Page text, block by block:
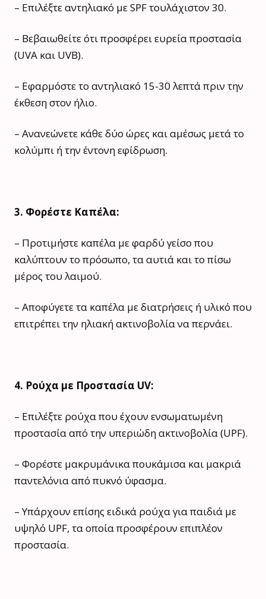
– Επιλέξτε αντηλιακό με SPF τουλάχιστον 30.
– Βεβαιωθείτε ότι προσφέρει ευρεία προστασία
(UVA και UVB).
– Εφαρμόστε το αντηλιακό 15-30 λεπτά πριν την
έκθεση στον ήλιο.
– Ανανεώνετε κάθε δύο ώρες και αμέσως μετά το
κολύμπι ή την έντονη εφίδρωση.
3. Φορέστε Καπέλα:
– Προτιμήστε καπέλα με φαρδύ γείσο που
καλύπτουν το πρόσωπο, τα αυτιά και το πίσω
μέρος του λαιμού.
– Αποφύγετε τα καπέλα με διατρήσεις ή υλικό που
επιτρέπει την ηλιακή ακτινοβολία να περνάει.
4. Ρούχα με Προστασία UV:
– Επιλέξτε ρούχα που έχουν ενσωματωμένη
προστασία από την υπεριώδη ακτινοβολία (UPF).
– Φορέστε μακρυμάνικα πουκάμισα και μακριά
παντελόνια από πυκνό ύφασμα.
– Υπάρχουν επίσης ειδικά ρούχα για παιδιά με
υψηλό UPF, τα οποία προσφέρουν επιπλέον
προστασία.